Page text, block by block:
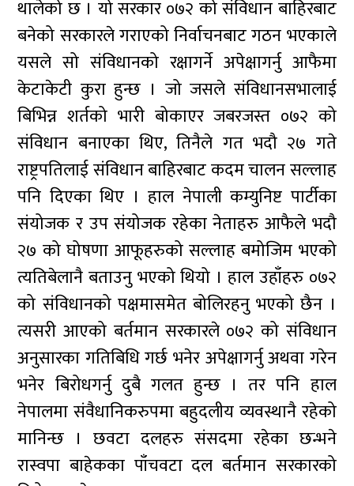
थालेको छ । यो सरकार ०७२ को संविधान बाहिरबाट
बनेको सरकारले गराएको निर्वाचनबाट गठन भएकाले
यसले सो संविधानको रक्षागर्ने अपेक्षागर्नु आफैमा
केटाकेटी कुरा हुन्छ । जो जसले संविधानसभालाई
बिभिन्न शर्तको भारी बोकाएर जबरजस्त ०७२ को
संविधान बनाएका थिए, तिनैले गत भदौ २७ गते
राष्ट्रपतिलाई संविधान बाहिरबाट कदम चालन सल्लाह
पनि दिएका थिए । हाल नेपाली कम्युनिष्ट पार्टीका
संयोजक र उप संयोजक रहेका नेताहरु आफैले भदौ
२७ को घोषणा आफूहरुको सल्लाह बमोजिम भएको
त्यतिबेलानै बताउनु भएको थियो । हाल उहाँहरु ०७२
को संविधानको पक्षमासमेत बोलिरहनु भएको छैन ।
त्यसरी आएको बर्तमान सरकारले ०७२ को संविधान
अनुसारका गतिबिधि गर्छ भनेर अपेक्षागर्नु अथवा गरेन
भनेर बिरोधगर्नु दुबै गलत हुन्छ । तर पनि हाल
नेपालमा संवैधानिकरुपमा बहुदलीय व्यवस्थानै रहेको
मानिन्छ । छवटा दलहरु संसदमा रहेका छन्भने
रास्वपा बाहेकका पाँचवटा दल बर्तमान सरकारको